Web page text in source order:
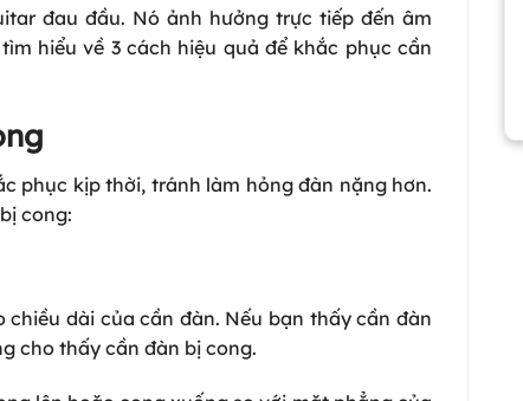
đau đầu. Nó ảnh hưởng trực tiếp đến âm
tìm hiểu về 3 cách hiệu quả để khắc phục cần
phục kịp thời, tránh làm hỏng đàn nặng hơn.
cong:
dài của cần đàn. Nếu bạn thấy cần đàn
cho thấy cần đàn bị cong.